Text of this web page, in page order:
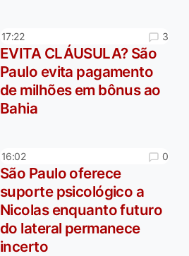
17:22 3
EVITA CLÁUSULA? São
Paulo evita pagamento
de milhões em bônus ao
Bahia
16:02 0
São Paulo oferece
suporte psicológico a
Nicolas enquanto futuro
do lateral permanece
incerto